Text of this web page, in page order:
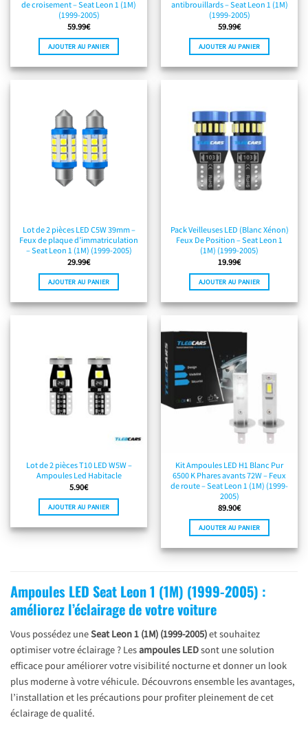
de croisement – Seat Leon 1 (1M)
(1999-2005)
59.99€
AJOUTER AU PANIER
antibrouillards – Seat Leon 1 (1M)
(1999-2005)
59.99€
AJOUTER AU PANIER
Lot de 2 pièces LED C5W 39mm –
Feux de plaque d’immatriculation
– Seat Leon 1 (1M) (1999-2005)
29.99€
AJOUTER AU PANIER
Pack Veilleuses LED (Blanc Xénon)
Feux De Position – Seat Leon 1
(1M) (1999-2005)
19.99€
AJOUTER AU PANIER
Lot de 2 pièces T10 LED W5W –
Ampoules Led Habitacle
5.90€
AJOUTER AU PANIER
Kit Ampoules LED H1 Blanc Pur
6500 K Phares avants 72W – Feux
de route – Seat Leon 1 (1M) (1999-
2005)
89.90€
AJOUTER AU PANIER
Ampoules LED Seat Leon 1 (1M) (1999-2005) :
améliorez l’éclairage de votre voiture
Vous possédez uneSeat Leon 1 (1M) (1999-2005)et souhaitez
optimiser votre éclairage ? Lesampoules LEDsont une solution
efficace pour améliorer votre visibilité nocturne et donner un look
plus moderne à votre véhicule. Découvrons ensemble les avantages,
l’installation et les précautions pour profiter pleinement de cet
éclairage de qualité.